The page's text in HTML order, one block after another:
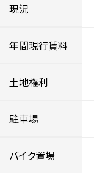
現況
年間現行賃料
土地権利
駐車場
バイク置場